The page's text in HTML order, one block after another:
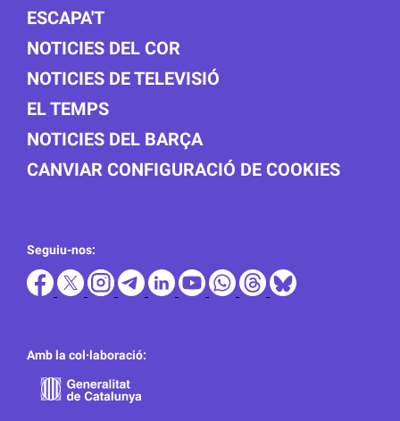
ESCAPA'T
NOTICIES DEL COR
NOTICIES DE TELEVISIÓ
EL TEMPS
NOTICIES DEL BARÇA
CANVIAR CONFIGURACIÓ DE COOKIES
Seguiu-nos:
Amb la col·laboració: